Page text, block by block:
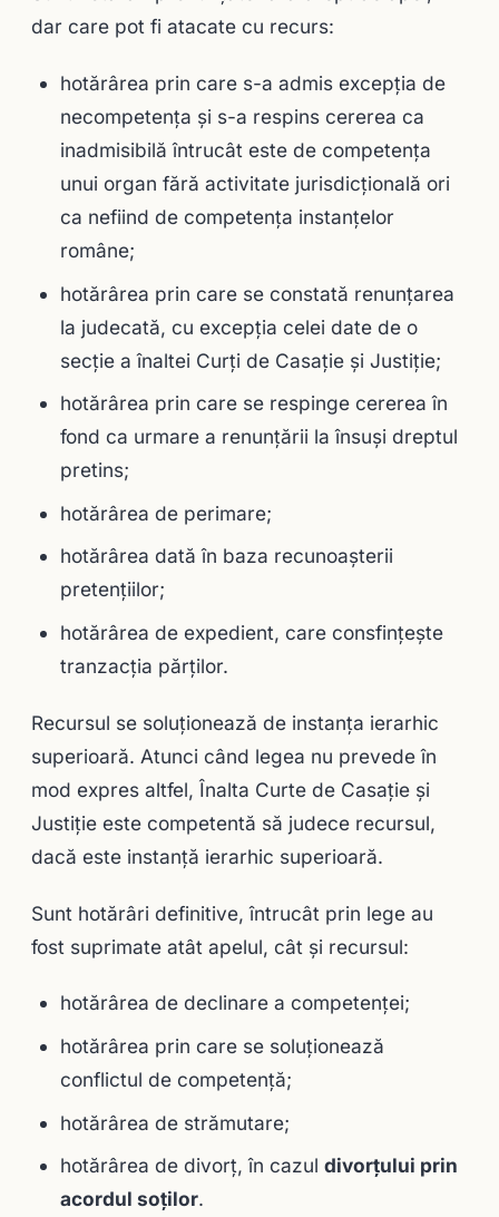
dar care pot fi atacate cu recurs:
hotărârea prin care s-a admis excepţia de
necompetenţa şi s-a respins cererea ca
inadmisibilă întrucât este de competenţa
unui organ fără activitate jurisdicţională ori
ca nefiind de competenţa instanţelor
române;
hotărârea prin care se constată renunţarea
la judecată, cu excepţia celei date de o
secţie a înaltei Curţi de Casaţie şi Justiţie;
hotărârea prin care se respinge cererea în
fond ca urmare a renunţării la însuşi dreptul
pretins;
hotărârea de perimare;
hotărârea dată în baza recunoaşterii
pretenţiilor;
hotărârea de expedient, care consfinţeşte
tranzacţia părţilor.
Recursul se soluţionează de instanţa ierarhic
superioară. Atunci când legea nu prevede în
mod expres altfel, Înalta Curte de Casaţie şi
Justiţie este competentă să judece recursul,
dacă este instanţă ierarhic superioară.
Sunt hotărâri definitive, întrucât prin lege au
fost suprimate atât apelul, cât şi recursul:
hotărârea de declinare a competenţei;
hotărârea prin care se soluţionează
conflictul de competenţă;
hotărârea de strămutare;
hotărârea de divorţ, în cazul divorţului prin
acordul soţilor.